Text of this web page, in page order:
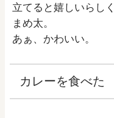
立てると嬉しいらし
まめ太。
あぁ、かわいい。
カレーを食べた